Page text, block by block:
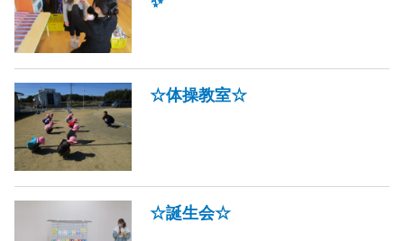
☆体操教室☆
☆誕生会☆